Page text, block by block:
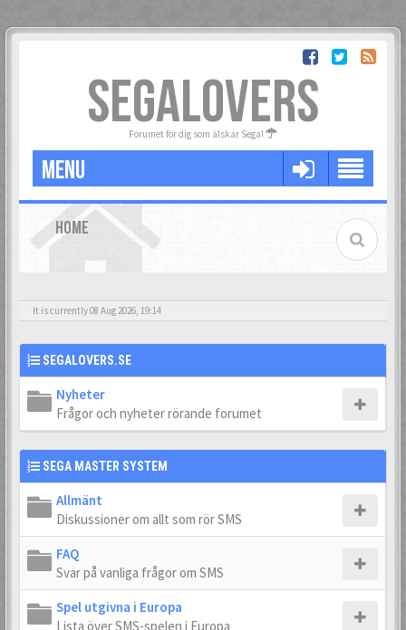
SEGALOVERS
Forumet för dig som älskar Sega!
MENU
HOME
It is currently 08 Aug 2026, 19:14
SEGALOVERS.SE
Nyheter
Frågor och nyheter rörande forumet
SEGA MASTER SYSTEM
Allmänt
Diskussioner om allt som rör SMS
FAQ
Svar på vanliga frågor om SMS
Spel utgivna i Europa
Lista över SMS-spelen i Europa